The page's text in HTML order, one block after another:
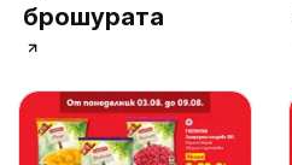
брошурата